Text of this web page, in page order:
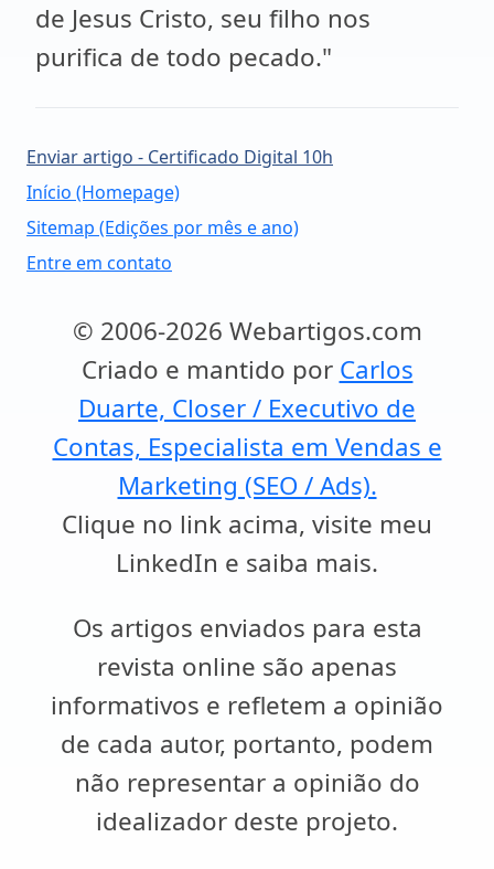
de Jesus Cristo, seu filho nos
purifica de todo pecado."
Enviar artigo - Certificado Digital 10h
Início (Homepage)
Sitemap (Edições por mês e ano)
Entre em contato
© 2006-2026 Webartigos.com
Criado e mantido por Carlos
Duarte, Closer / Executivo de
Contas, Especialista em Vendas e
Marketing (SEO / Ads).
Clique no link acima, visite meu
LinkedIn e saiba mais.
Os artigos enviados para esta
revista online são apenas
informativos e refletem a opinião
de cada autor, portanto, podem
não representar a opinião do
idealizador deste projeto.